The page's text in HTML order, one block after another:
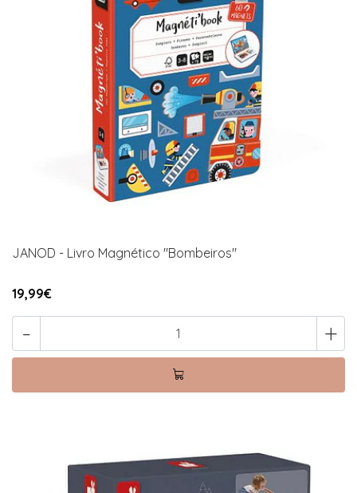
JANOD - Livro Magnético "Bombeiros"
19,99€
- +